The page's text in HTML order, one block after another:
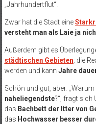
„Jahrhundertflut“.
Zwar hat die Stadt eine
versteht man als Laie ja
Außerdem gibt es
städtischen Gebieten; die
werden und kann Jahre
Schön und gut, aber:
naheliegendste?“, fragt sich
das Bachbett der Itter von
das Hochwasser besser